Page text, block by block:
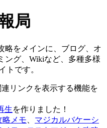
局
略をメインに、ブログ、オ
ング、Wikiなど、多種多様
トです。
リンクを表示する機能を
生を作りました！
略メモ
マジカルバケーシ